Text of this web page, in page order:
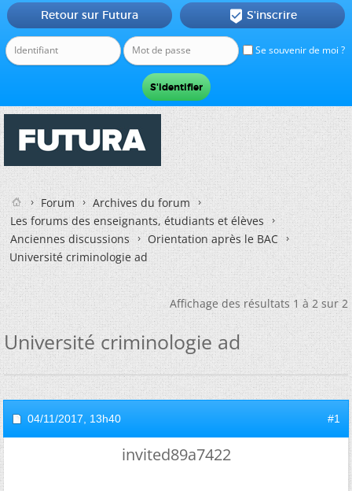
Se souvenir de moi ?
Retour sur Futura  S'inscrire
Forum
Archives du forum
Les forums des enseignants, étudiants et élèves
Anciennes discussions
Orientation après le BAC
Université criminologie ad
Affichage des résultats 1 à 2 sur 2
Université criminologie ad
04/11/2017, 13h40 #1
invited89a7422